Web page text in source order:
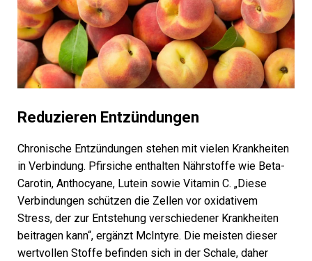
Reduzieren Entzündungen
Chronische Entzündungen stehen mit vielen Krankheiten
in Verbindung. Pfirsiche enthalten Nährstoffe wie Beta-
Carotin, Anthocyane, Lutein sowie Vitamin C. „Diese
Verbindungen schützen die Zellen vor oxidativem
Stress, der zur Entstehung verschiedener Krankheiten
beitragen kann“, ergänzt McIntyre. Die meisten dieser
wertvollen Stoffe befinden sich in der Schale, daher